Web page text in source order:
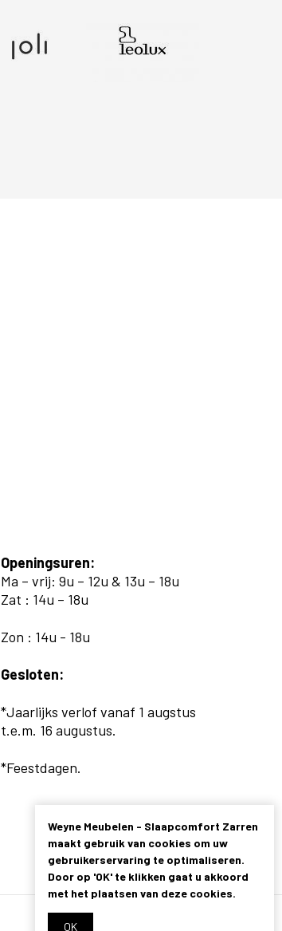
Openingsuren:
Ma – vrij: 9u – 12u & 13u – 18u
Zat : 14u – 18u
Zon : 14u - 18u
Gesloten:
*Jaarlijks verlof vanaf 1 augstus
t.e.m. 16 augustus.
*Feestdagen.
Weyne Meubelen - Slaapcomfort Zarren
maakt gebruik van cookies om uw
gebruikerservaring te optimaliseren.
Door op 'OK' te klikken gaat u akkoord
met het plaatsen van deze cookies.
OK